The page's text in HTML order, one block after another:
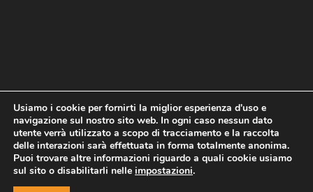
Home Statuto e bilancio
Contatti
Privacy
Cookie Child Protection Policy
Copyright © 2021 AddioPizzo | Tutti i diritti riservati | Sede
Usiamo i cookie per fornirti la miglior esperienza d'uso e
navigazione sul nostro sito web. In ogni caso nessun dato
utente verrà utilizzato a scopo di tracciamento e la raccolta
delle interazioni sarà effettuata in forma totalmente anonima.
Puoi trovare altre informazioni riguardo a quali cookie usiamo
sul sito o disabilitarli nelle impostazioni.